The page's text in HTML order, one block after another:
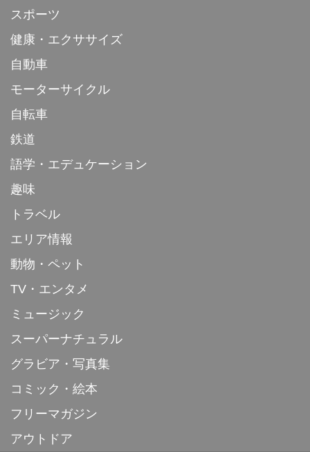
スポーツ
健康・エクササイズ
自動車
モーターサイクル
自転車
鉄道
語学・エデュケーション
趣味
トラベル
エリア情報
動物・ペット
TV・エンタメ
ミュージック
スーパーナチュラル
グラビア・写真集
コミック・絵本
フリーマガジン
アウトドア